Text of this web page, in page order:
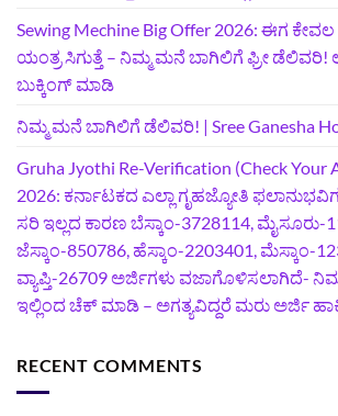
Sewing Mechine Big Offer 2026: ಈಗ
ಯಂತ್ರ ಸಿಗುತ್ತೆ – ನಿಮ್ಮ ಮನೆ ಬಾಗಿಲಿಗೆ‍ ಫ್ರೀ ಡೆಲಿವರಿ!
ಬುಕ್ಕಿಂಗ್‌ ಮಾಡಿ
ನಿಮ್ಮ ಮನೆ ಬಾಗಿಲಿಗೆ ಡೆಲಿವರಿ! | Sree Ganesha
Gruha Jyothi Re-Verification (Check Your
2026: ಕರ್ನಾಟಕದ ಎಲ್ಲಾ ಗೃಹಜ್ಯೋತಿ
ಸರಿ ಇಲ್ಲದ ಕಾರಣ ಬೆಸ್ಕಾಂ-3728114, ಮೈಸೂರು-
ಜೆಸ್ಕಾಂ-850786, ಹೆಸ್ಕಾಂ-2203401, ಮೆಸ್ಕಾಂ-
ವ್ಯಾಪ್ತಿ-26709 ಅರ್ಜಿಗಳು ವಜಾಗೊಳಿಸಲಾಗಿದೆ-
ಇಲ್ಲಿಂದ ಚೆಕ್ ಮಾಡಿ – ಅಗತ್ಯವಿದ್ದರೆ ಮರು ಅರ್ಜಿ
RECENT COMMENTS